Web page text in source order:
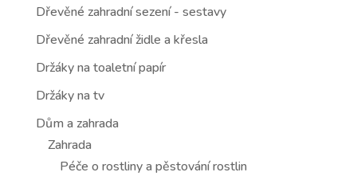
Dřevěné zahradní sezení - sestavy
Dřevěné zahradní židle a křesla
Držáky na toaletní papír
Držáky na tv
Dům a zahrada
Zahrada
Péče o rostliny a pěstování rostlin